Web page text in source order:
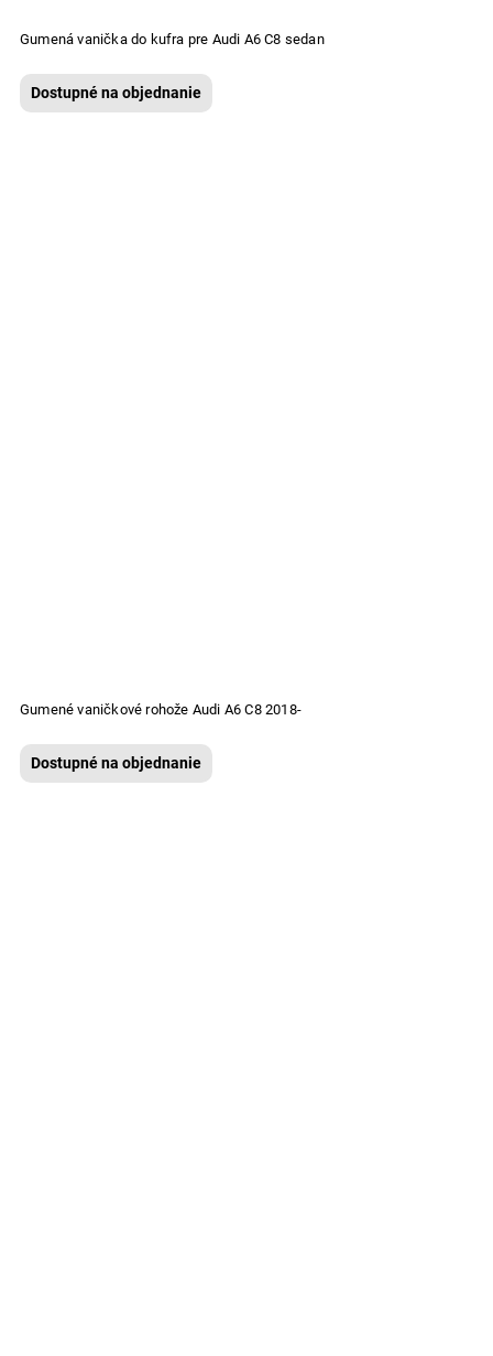
Gumená vanička do kufra pre Audi A6 C8 sedan
Dostupné na objednanie
Gumené vaničkové rohože Audi A6 C8 2018-
Dostupné na objednanie